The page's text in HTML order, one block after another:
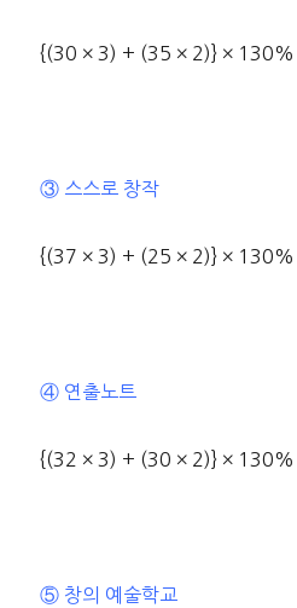
{(30 × 3) + (35 × 2)} ×
③ 스스로 창작
{(37 × 3) + (25 × 2)} ×
④ 연출노트
{(32 × 3) + (30 × 2)} ×
⑤ 창의 예술학교